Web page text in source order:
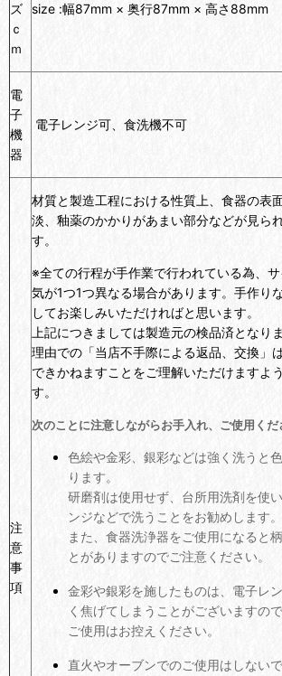
ズ
ｃ
ｍ
size :幅87mm × 奥行87mm × 高さ88mm
電
子
機
器
電子レンジ可、食洗機不可
注
意
事
項
材質と製造工程における性質上、食器の表
淡、釉薬のかかりがあまい部分などが見ら
す。
※全ての行程が手作業で行われている為、
気が1つ1つ異なる場合があります。手作り
してお楽しみいただければと思います。
上記につきましては製造元の検品済となり
理由での「当店不手際による返品、交換」
できかねますことをご理解いただけますよ
す。
次のことに注意しながらお手入れ、ご使用くだ
色絵や金彩、銀彩などは強く洗うと
ります。
研磨剤は使用せず、台所用洗剤を使
ンジなどで洗うことをお勧めします。
また、食器洗浄器をご使用になると
とがありますのでご注意ください。
金彩や銀彩を施したものは、電子レ
く焦げてしまうことがございますの
ご使用はお控えください。
直火やオーブンでのご使用はしない